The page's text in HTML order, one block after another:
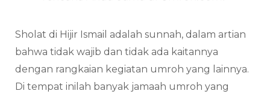
Sholat di Hijir Ismail adalah sunnah, dalam artian
bahwa tidak wajib dan tidak ada kaitannya
dengan rangkaian kegiatan umroh yang lainnya.
Di tempat inilah banyak jamaah umroh yang